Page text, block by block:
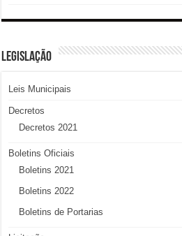
LEGISLAÇÃO
Leis Municipais
Decretos
Decretos 2021
Boletins Oficiais
Boletins 2021
Boletins 2022
Boletins de Portarias